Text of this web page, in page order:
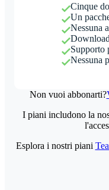
Cinque
Un
Nessuna
Supporto
Nessuna
Non vuoi abbonarti?
I piani includono la
Esplora i nostri piani